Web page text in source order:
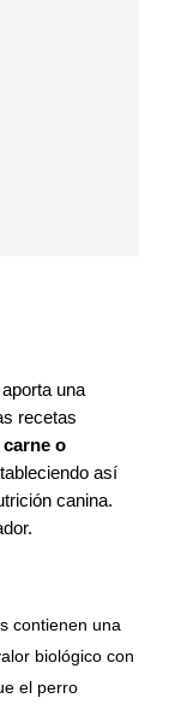
una
recetas
carne o
así
canina.
contienen una
biológico con
el perro